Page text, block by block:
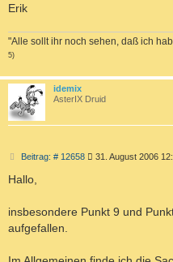
Erik
"Alle sollt ihr noch sehen, daß ich
5)
idemix
AsterIX Druid
Beitrag: # 12658B
a
31. August 2006
Hallo,
insbesondere Punkt 9 und
aufgefallen.